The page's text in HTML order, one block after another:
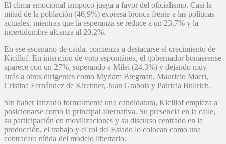
El clima emocional tampoco juega a favor del oficialismo. Casi la
mitad de la población (46,9%) expresa bronca frente a las políticas
actuales, mientras que la esperanza se reduce a un 23,7% y la
incertidumbre alcanza al 20,2%.
En ese escenario de caída, comienza a destacarse el crecimiento de
Kicillof. En intención de voto espontánea, el gobernador bonaerense
aparece con un 27%, superando a Milei (24,3%) y dejando muy
atrás a otros dirigentes como Myriam Bregman, Mauricio Macri,
Cristina Fernández de Kirchner, Juan Grabois y Patricia Bullrich.
Sin haber lanzado formalmente una candidatura, Kicillof empieza a
posicionarse como la principal alternativa. Su presencia en la calle,
su participación en movilizaciones y su discurso centrado en la
producción, el trabajo y el rol del Estado lo colocan como una
contracara nítida del modelo libertario.